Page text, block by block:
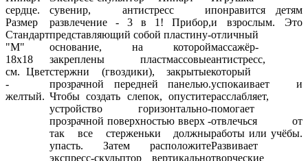
сердце.
Размер
Стандарт
"M"
18х18
см. Цвет
-
желтый.
сувенир, антистресс и
развлечение - 3 в 1! Прибор,
представляющий собой пластину-
основание, на которой
закреплены пластмассовые
стержни (гвоздики), закрытые
прозрачной передней панелью.
Чтобы создать слепок, опустите
устройство горизонтально-
прозрачной поверхностью вверх -
так все стерженьки должны
упасть. Затем расположите
экспресс-скульптор вертикально
понравится детям
и взрослым. Это
отличный
массажёр-
антистресс,
который
успокаивает и
расслабляет,
помогает
отвлечься от
работы или учёбы.
Развивает
творческие